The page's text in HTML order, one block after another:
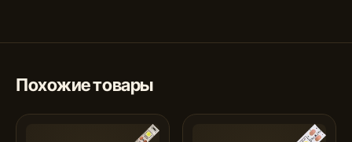
Похожие товары